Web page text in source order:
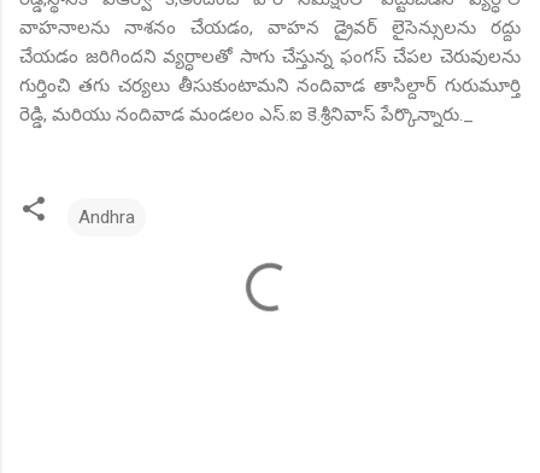
వాహనాలను నాశనం చేయడం, వాహన డ్రైవర్ లైసెన్సులను రద్దు
చేయడం జరిగిందని వ్యర్ధాలతో సాగు చేస్తున్న ఫంగస్ చేపల చెరువులను
గుర్తించి తగు చర్యలు తీసుకుంటామని నందివాడ తాసిల్దార్ గురుమూర్తి
రెడ్డి, మరియు నందివాడ మండలం ఎస్.ఐ కె.శ్రీనివాస్ పేర్కొన్నారు._
Andhra